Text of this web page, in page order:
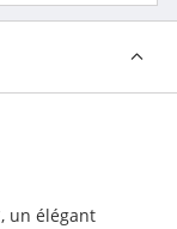
un élégant